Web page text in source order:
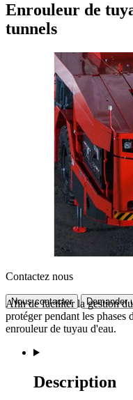
Enrouleur de
tunnels
Contactez nous
Nous contacter Demander
Afin de faciliter la gestion
protéger pendant les
enrouleur de tuyau d'eau.
Description